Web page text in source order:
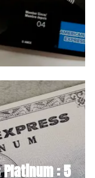
: 5